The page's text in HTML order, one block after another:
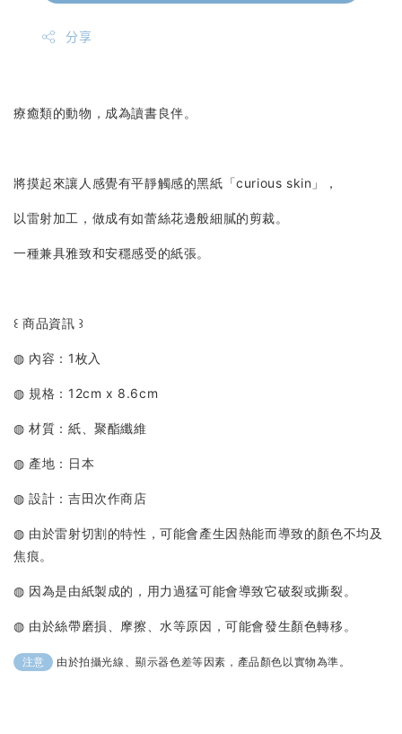
分享
療癒類的動物，成為讀書良伴。
將摸起來讓人感覺有平靜觸感的黑紙「curious skin」，
以雷射加工，做成有如蕾絲花邊般細膩的剪裁。
一種兼具雅致和安穩感受的紙張。
꒰ 商品資訊 ꒱
◍ 內容：1枚入
◍ 規格：12cm x 8.6cm
◍ 材質：紙、聚酯纖維
◍ 產地：日本
◍ 設計：吉田次作商店
◍ 由於雷射切割的特性，可能會產生因熱能而導致的顏色不均及
焦痕。
◍ 因為是由紙製成的，用力過猛可能會導致它破裂或撕裂。
◍ 由於絲帶磨損、摩擦、水等原因，可能會發生顏色轉移。
注意 由於拍攝光線、顯示器色差等因素，產品顏色以實物為準。